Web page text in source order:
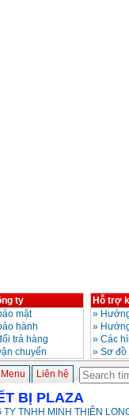
ty
mật
hành
trả hàng
chuyển
Hỗ trợ
»
»
» Các
» Sơ
Menu Liên hệ
BỊ PLAZA
TY TNHH MINH THIÊN